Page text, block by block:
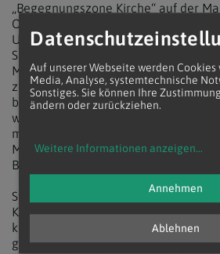
„Begegnungszone Kirche“ auf der
Oktober im Einsatz sein: „Darunter
Unterhaltungsprogramm, das aus
Seelsorge bespielt wird. Wir haben
Menschen mit Behinderung und
zusammen spielen. Es wird eine
biblischen Texten durch gehörlose
wird eine Gruppe von Menschen mit
mit Harfen machen. Es werden aber
Musikgruppen der Pfarren auftreten“,
Benedikta Seidl schon neugierig.
Stärkung bietet die sogenannte
Kuchen und Kaffee ein Glücksrad
kleinen Preisen geben wird. Auch für
gegeben mit Bastel und
Auf unserer Webseite werden
Media, Analyse, systemtechnische
Sonstiges. Sie können Ihre
ändern oder zurückziehen.
Weitere Informationen anzeigen...
Ablehnen
Annehmen